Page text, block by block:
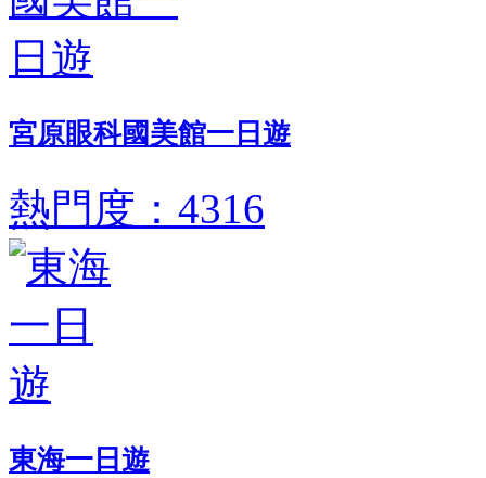
宮原眼科國美館一日遊
熱門度：4316
東海一日遊